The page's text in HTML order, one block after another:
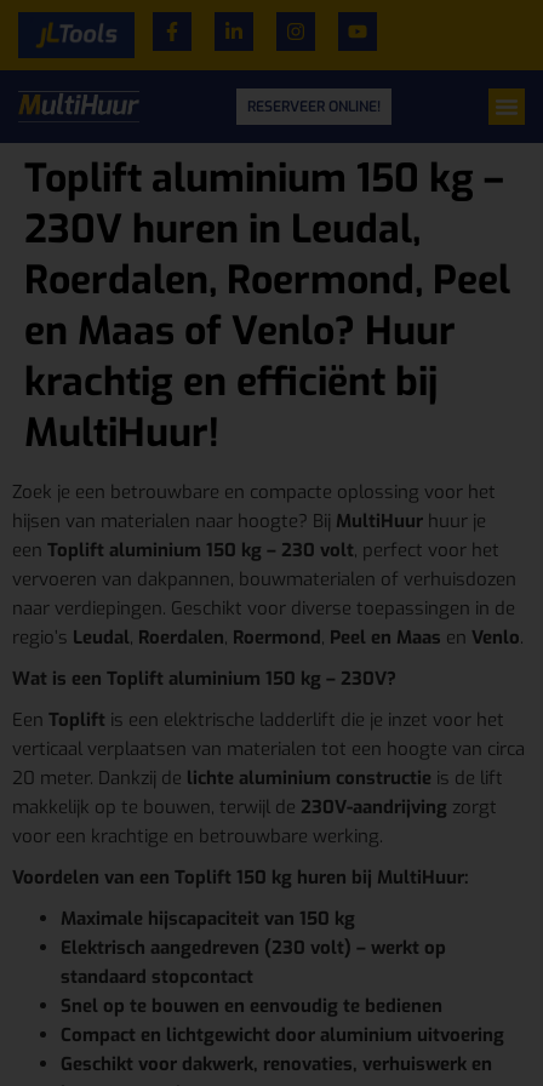
RESERVEER ONLINE!
Toplift aluminium 150 kg –
230V huren in Leudal,
Roerdalen, Roermond, Peel
en Maas of Venlo? Huur
krachtig en efficiënt bij
MultiHuur!
Zoek je een betrouwbare en compacte oplossing voor het
hijsen van materialen naar hoogte? Bij MultiHuur huur je
een Toplift aluminium 150 kg – 230 volt, perfect voor het
vervoeren van dakpannen, bouwmaterialen of verhuisdozen
naar verdiepingen. Geschikt voor diverse toepassingen in de
regio’s Leudal, Roerdalen, Roermond, Peel en Maas en Venlo.
Wat is een Toplift aluminium 150 kg – 230V?
Een Toplift is een elektrische ladderlift die je inzet voor het
verticaal verplaatsen van materialen tot een hoogte van circa
20 meter. Dankzij de lichte aluminium constructie is de lift
makkelijk op te bouwen, terwijl de 230V-aandrijving zorgt
voor een krachtige en betrouwbare werking.
Voordelen van een Toplift 150 kg huren bij MultiHuur:
Maximale hijscapaciteit van 150 kg
Elektrisch aangedreven (230 volt) – werkt op
standaard stopcontact
Snel op te bouwen en eenvoudig te bedienen
Compact en lichtgewicht door aluminium uitvoering
Geschikt voor dakwerk, renovaties, verhuiswerk en